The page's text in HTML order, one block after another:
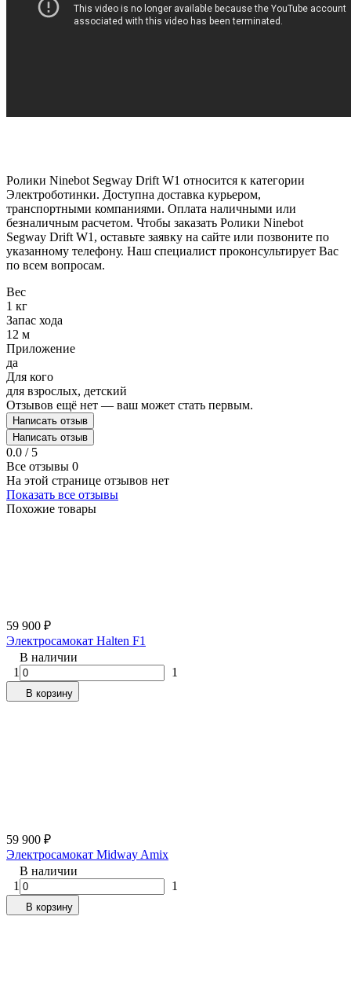
Ролики Ninebot Segway Drift W1 относится к категории
Электроботинки. Доступна доставка курьером,
транспортными компаниями. Оплата наличными или
безналичным расчетом. Чтобы заказать Ролики Ninebot
Segway Drift W1, оставьте заявку на сайте или позвоните по
указанному телефону. Наш специалист проконсультирует Вас
по всем вопросам.
Вес
1 кг
Запас хода
12 м
Приложение
да
Для кого
для взрослых, детский
Отзывов ещё нет — ваш может стать первым.
Написать отзыв
Написать отзыв
0.0 / 5
Все отзывы 0
На этой странице отзывов нет
Показать все отзывы
Похожие товары
59 900 ₽
Электросамокат Halten F1
В наличии
1
1
В корзину
59 900 ₽
Электросамокат Midway Amix
В наличии
1
1
В корзину